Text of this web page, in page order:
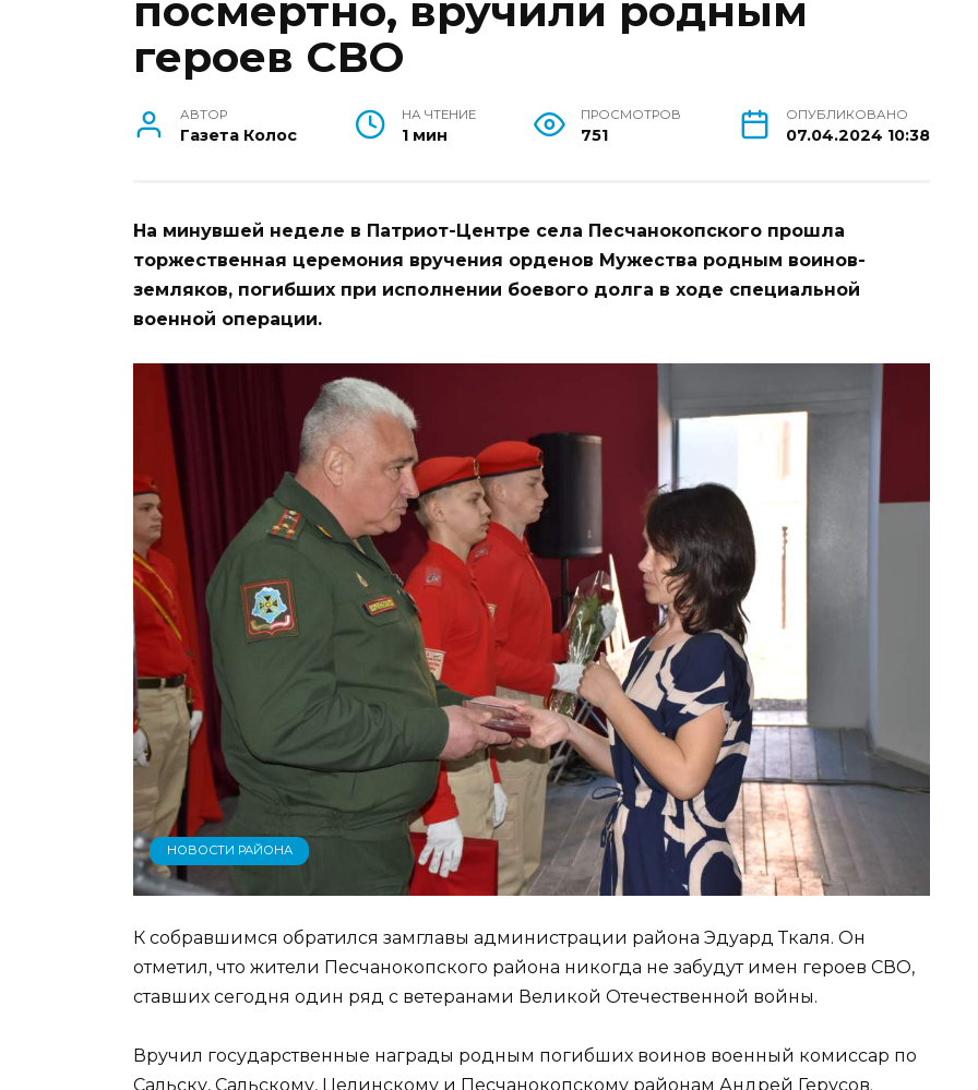
посмертно, вручили родным
героев СВО
АВТОР
Газета Колос
НА ЧТЕНИЕ
1 мин
ПРОСМОТРОВ
751
ОПУБЛИКОВАНО
07.04.2024 10:38
На минувшей неделе в Патриот-Центре села Песчанокопского прошла
торжественная церемония вручения орденов Мужества родным воинов-
земляков, погибших при исполнении боевого долга в ходе специальной
военной операции.
НОВОСТИ РАЙОНА
К собравшимся обратился замглавы администрации района Эдуард Ткаля. Он
отметил, что жители Песчанокопского района никогда не забудут имен героев СВО,
ставших сегодня один ряд с ветеранами Великой Отечественной войны.
Вручил государственные награды родным погибших воинов военный комиссар по
Сальску, Сальскому, Целинскому и Песчанокопскому районам Андрей Герусов.